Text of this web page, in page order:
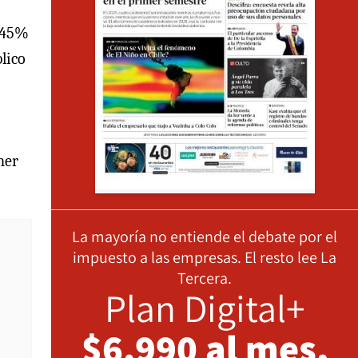
La mayoría no entiende el debate por el
impuesto a las empresas. El resto lee La
Tercera.
Plan Digital+
$6.990 al mes,